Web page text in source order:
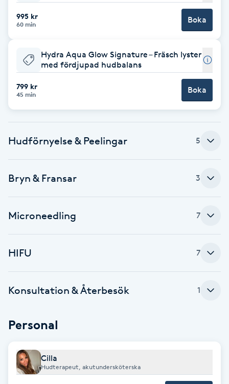
Fet hårbotten
Fettreducering
Fillers
Fotmassage
Fransar
Fransborttagning
Fransförlängning Volym
995 kr
60 min Boka
Hydra Aqua Glow Signature – Fräsch lyster
med fördjupad hudbalans
799 kr
45 min Boka
Hudförnyelse & Peelingar 5
Bryn & Fransar 3
Microneedling 7
HIFU 7
Konsultation & Återbesök 1
Personal
Cilla
Hudterapeut, akutundersköterska